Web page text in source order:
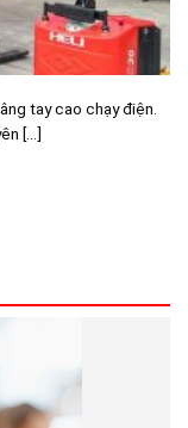
tay cao chạy điện.
[...]